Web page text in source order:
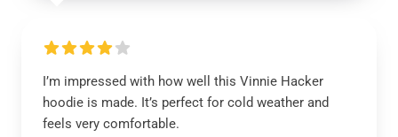
I’m impressed with how well this Vinnie Hacker
hoodie is made. It’s perfect for cold weather and
feels very comfortable.